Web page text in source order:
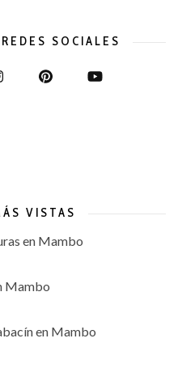
SOCIALES
VISTAS
en Mambo
Mambo
en Mambo